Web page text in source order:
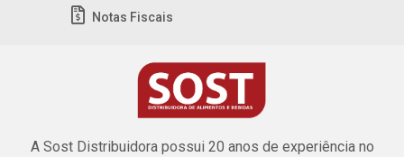
Notas Fiscais
A Sost Distribuidora possui 20 anos de experiência no